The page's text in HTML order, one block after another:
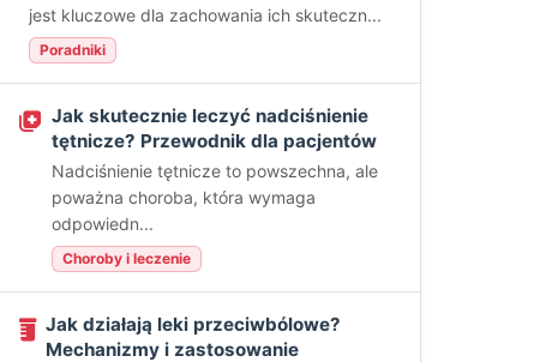
jest kluczowe dla zachowania ich skuteczn...
Poradniki
Jak skutecznie leczyć nadciśnienie
tętnicze? Przewodnik dla pacjentów
Nadciśnienie tętnicze to powszechna, ale
poważna choroba, która wymaga
odpowiedn...
Choroby i leczenie
Jak działają leki przeciwbólowe?
Mechanizmy i zastosowanie